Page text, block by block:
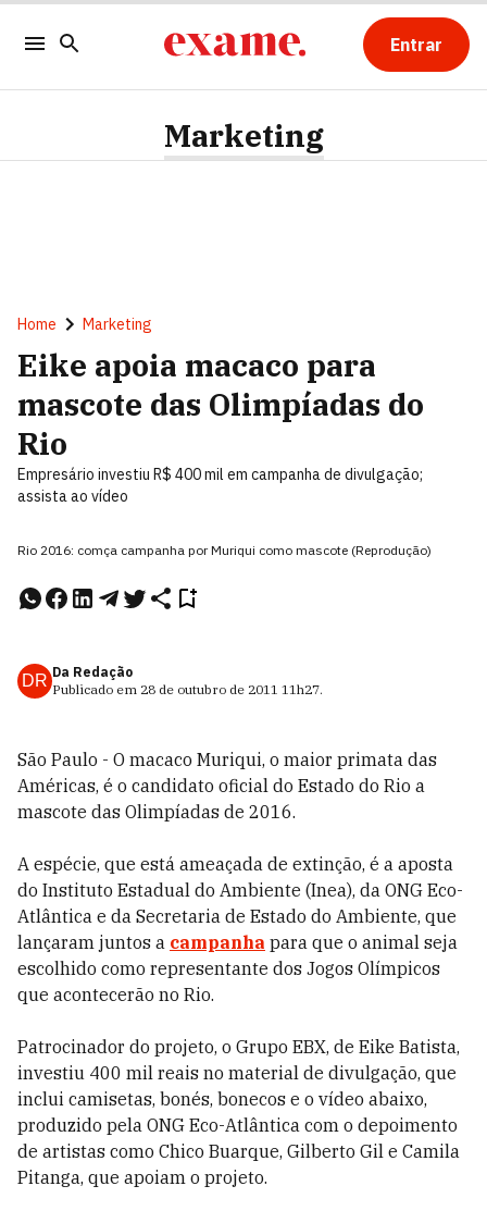
Entrar
Marketing
Home Marketing
Eike apoia macaco para
mascote das Olimpíadas do
Rio
Empresário investiu R$ 400 mil em campanha de divulgação;
assista ao vídeo
Rio 2016: comça campanha por Muriqui como mascote (Reprodução)
DR Da Redação
Publicado em 28 de outubro de 2011 11h27.
São Paulo - O macaco Muriqui, o maior primata das
Américas, é o candidato oficial do Estado do Rio a
mascote das Olimpíadas de 2016.
A espécie, que está ameaçada de extinção, é a aposta
do Instituto Estadual do Ambiente (Inea), da ONG Eco-
Atlântica e da Secretaria de Estado do Ambiente, que
lançaram juntos a campanha para que o animal seja
escolhido como representante dos Jogos Olímpicos
que acontecerão no Rio.
Patrocinador do projeto, o Grupo EBX, de Eike Batista,
investiu 400 mil reais no material de divulgação, que
inclui camisetas, bonés, bonecos e o vídeo abaixo,
produzido pela ONG Eco-Atlântica com o depoimento
de artistas como Chico Buarque, Gilberto Gil e Camila
Pitanga, que apoiam o projeto.